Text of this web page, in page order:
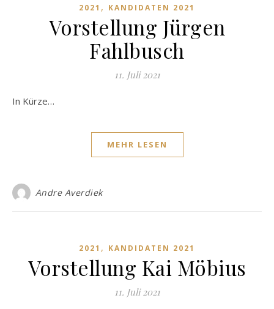
2021 , KANDIDATEN 2021
Vorstellung Jürgen
Fahlbusch
11. Juli 2021
In Kürze…
MEHR LESEN
Andre Averdiek
2021 , KANDIDATEN 2021
Vorstellung Kai Möbius
11. Juli 2021